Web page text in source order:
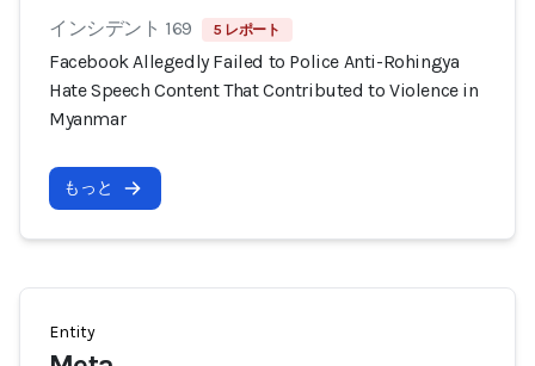
インシデント 169 5 レポート
Facebook Allegedly Failed to Police Anti-Rohingya
Hate Speech Content That Contributed to Violence in
Myanmar
もっと
Entity